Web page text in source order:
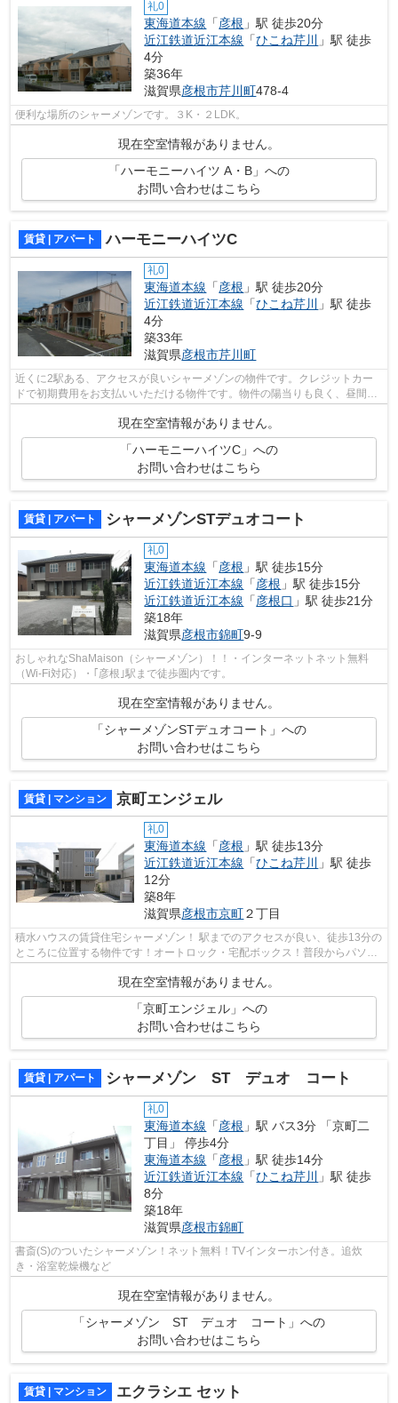
礼0
東海道本線 「彦根 」駅 徒歩20分
近江鉄道近江本線 「ひこね芹川
」駅 徒歩
4分
築36年
滋賀県彦根市芹川町478-4
便利な場所のシャーメゾンです。３K・２LDK。
現在空室情報がありません。
「ハーモニーハイツ A・B」への
お問い合わせはこちら
賃貸 | アパート ハーモニーハイツC
礼0
東海道本線 「彦根 」駅 徒歩20分
近江鉄道近江本線 「ひこね芹川
」駅 徒歩
4分
築33年
滋賀県彦根市芹川町
近くに2駅ある、アクセスが良いシャーメゾンの物件です。クレジットカー
ドで初期費用をお支払いいただける物件です。物件の陽当りも良く、昼間に
現在空室情報がありません。
「ハーモニーハイツC」への
お問い合わせはこちら
賃貸 | アパート シャーメゾンSTデュオコート
礼0
東海道本線 「彦根 」駅 徒歩15分
近江鉄道近江本線 「彦根 」駅 徒歩15分
近江鉄道近江本線 「彦根口 」駅 徒歩21分
築18年
滋賀県彦根市錦町9-9
おしゃれなShaMaison（シャーメゾン）！！・インターネットネット無料
（Wi-Fi対応）・｢彦根｣駅まで徒歩圏内です。
現在空室情報がありません。
「シャーメゾンSTデュオコート」への
お問い合わせはこちら
賃貸 | マンション 京町エンジェル
礼0
東海道本線 「彦根 」駅 徒歩13分
近江鉄道近江本線 「ひこね芹川
」駅 徒歩
12分
築8年
滋賀県彦根市京町２丁目
積水ハウスの賃貸住宅シャーメゾン！ 駅までのアクセスが良い、徒歩13分の
ところに位置する物件です！オートロック・宅配ボックス！普段からパソコ
現在空室情報がありません。
「京町エンジェル」への
お問い合わせはこちら
賃貸 | アパート シャーメゾン ST デュオ コート
礼0
東海道本線 「彦根 」駅 バス3分 「京町二
丁目」 停歩4分
東海道本線 「彦根 」駅 徒歩14分
近江鉄道近江本線 「ひこね芹川
」駅 徒歩
8分
築18年
滋賀県彦根市錦町
書斎(S)のついたシャーメゾン！ネット無料！TVインターホン付き。追炊
き・浴室乾燥機など
現在空室情報がありません。
「シャーメゾン ST デュオ コート」への
お問い合わせはこちら
賃貸 | マンション エクラシエ セット